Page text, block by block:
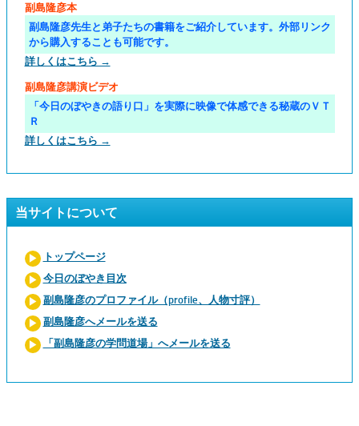
副島隆彦本
副島隆彦先生と弟子たちの書籍をご紹介しています。外部リンク
から購入することも可能です。
詳しくはこちら →
副島隆彦講演ビデオ
「今日のぼやきの語り口」を実際に映像で体感できる秘蔵のＶＴ
Ｒ
詳しくはこちら →
当サイトについて
トップページ
今日のぼやき目次
副島隆彦のプロファイル（profile、人物寸評）
副島隆彦へメールを送る
「副島隆彦の学問道場」へメールを送る